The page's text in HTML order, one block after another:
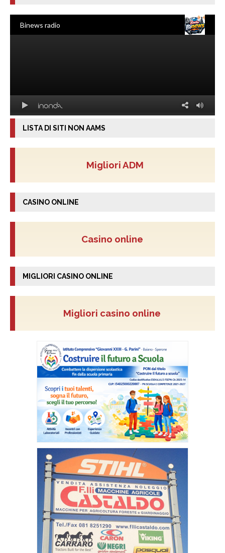
LISTA DI SITI NON AAMS
Migliori ADM
CASINO ONLINE
Casino online
MIGLIORI CASINO ONLINE
Migliori casino online